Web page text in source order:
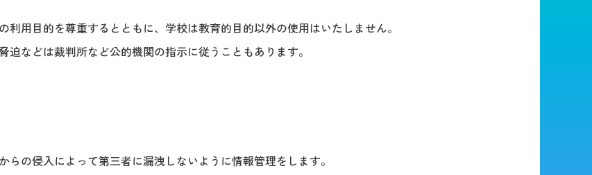
用目的を尊重するとともに、学校は教育的目的以外の使用はいたしません。
などは裁判所など公的機関の指示に従うこともあります。
の侵入によって第三者に漏洩しないように情報管理をします。